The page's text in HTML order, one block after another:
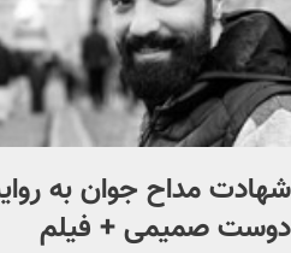
شهادت مداح جوان به
دوست صمیمی + فیلم